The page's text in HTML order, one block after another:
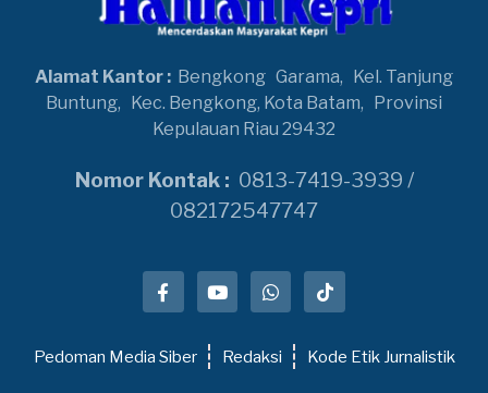
Alamat Kantor : Bengkong Garama,
Kel. Tanjung
Buntung,
Kec. Bengkong, Kota Batam,
Provinsi
Kepulauan Riau 29432
Nomor Kontak : 0813-7419-3939 /
082172547747
Pedoman Media Siber Redaksi Kode Etik Jurnalistik